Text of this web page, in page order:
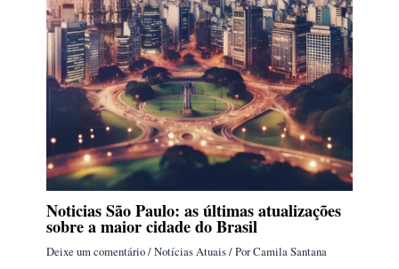
Noticias São Paulo: as últimas atualizações
sobre a maior cidade do Brasil
Deixe um comentário/Notícias Atuais/ PorCamila Santana